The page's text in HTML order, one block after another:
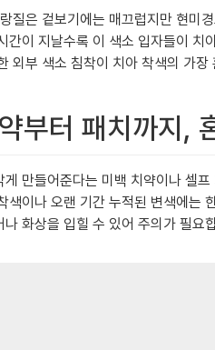
질은 겉보기에는 매끄럽지만 현미
간이 지날수록 이 색소 입자들이
외부 색소 침착이 치아 착색의 가장
부터 패치까지,
만들어준다는 미백 치약이나 셀
색이나 오랜 기간 누적된 변색에는
화상을 입힐 수 있어 주의가 필